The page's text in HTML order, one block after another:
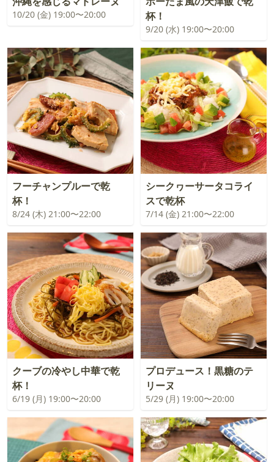
10/20 (金) 19:00〜20:00
杯！
9/20 (水) 19:00〜20:00
フーチャンプルーで乾
杯！
8/24 (木) 21:00〜22:00
シークヮーサータコライ
スで乾杯
7/14 (金) 21:00〜22:00
クーブの冷やし中華で乾
杯！
6/19 (月) 19:00〜20:00
プロデュース！黒糖のテ
リーヌ
5/29 (月) 19:00〜20:00